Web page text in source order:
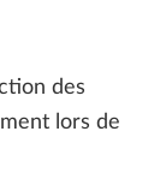
des
lors de